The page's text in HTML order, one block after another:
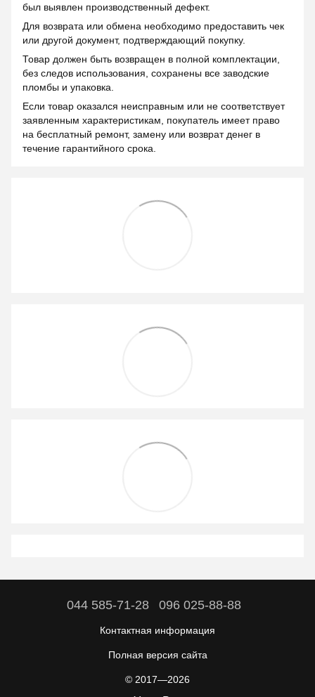
был выявлен производственный дефект.
Для возврата или обмена необходимо предоставить чек
или другой документ, подтверждающий покупку.
Товар должен быть возвращен в полной комплектации,
без следов использования, сохранены все заводские
пломбы и упаковка.
Если товар оказался неисправным или не соответствует
заявленным характеристикам, покупатель имеет право
на бесплатный ремонт, замену или возврат денег в
течение гарантийного срока.
044 585-71-28 096 025-88-88
Контактная информация
Полная версия сайта
© 2017—2026